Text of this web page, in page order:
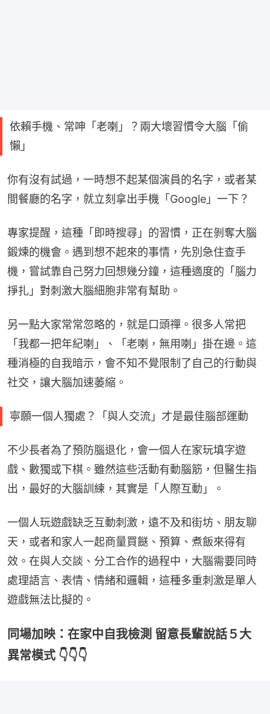
依賴手機、常呻「老喇」？兩大壞習慣令大腦「偷
懶」
你有沒有試過，一時想不起某個演員的名字，或者某
間餐廳的名字，就立刻拿出手機「Google」一下？
專家提醒，這種「即時搜尋」的習慣，正在剝奪大腦
鍛煉的機會。遇到想不起來的事情，先別急住查手
機，嘗試靠自己努力回想幾分鐘，這種適度的「腦力
掙扎」對刺激大腦細胞非常有幫助。
另一點大家常常忽略的，就是口頭禪。很多人常把
「我都一把年紀喇」、「老喇，無用喇」掛在邊。這
種消極的自我暗示，會不知不覺限制了自己的行動與
社交，讓大腦加速萎縮。
寧願一個人獨處？「與人交流」才是最佳腦部運動
不少長者為了預防腦退化，會一個人在家玩填字遊
戲、數獨或下棋。雖然這些活動有動腦筋，但醫生指
出，最好的大腦訓練，其實是「人際互動」。
一個人玩遊戲缺乏互動刺激，遠不及和街坊、朋友聊
天，或者和家人一起商量買餸、預算、煮飯來得有
效。在與人交談、分工合作的過程中，大腦需要同時
處理語言、表情、情緒和邏輯，這種多重刺激是單人
遊戲無法比擬的。
同場加映：在家中自我檢測 留意長輩說話５大
異常模式 👇👇👇